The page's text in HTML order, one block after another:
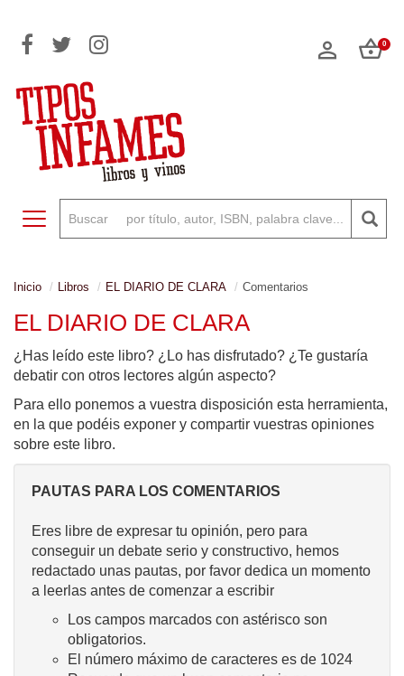
0
Toggle navigation
Inicio Libros EL DIARIO DE CLARA Comentarios
EL DIARIO DE CLARA
¿Has leído este libro? ¿Lo has disfrutado? ¿Te gustaría
debatir con otros lectores algún aspecto?
Para ello ponemos a vuestra disposición esta herramienta,
en la que podéis exponer y compartir vuestras opiniones
sobre este libro.
PAUTAS PARA LOS COMENTARIOS
Eres libre de expresar tu opinión, pero para
conseguir un debate serio y constructivo, hemos
redactado unas pautas, por favor dedica un momento
a leerlas antes de comenzar a escribir
Los campos marcados con astérisco son
obligatorios.
El número máximo de caracteres es de 1024